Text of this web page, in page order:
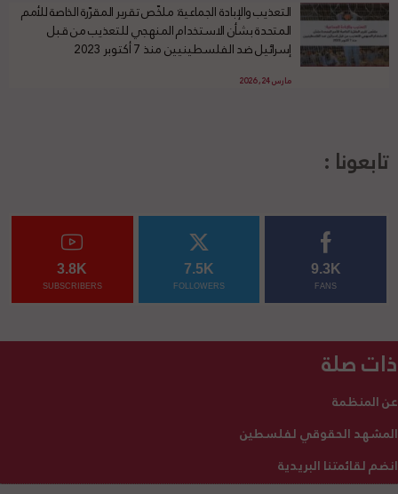
التعذيب والإبادة الجماعية: ملخّص تقرير المقرّرة الخاصة للأمم
المتحدة بشأن الاستخدام المنهجي للتعذيب من قبل
إسرائيل ضد الفلسطينيين منذ 7 أكتوبر 2023
مارس 24, 2026
تابعونا :
9.3K
FANS
7.5K
FOLLOWERS
3.8K
SUBSCRIBERS
ذات صلة
عن المنظمة
المشهد الحقوقي لفلسطين
انضم لقائمتنا البريدية